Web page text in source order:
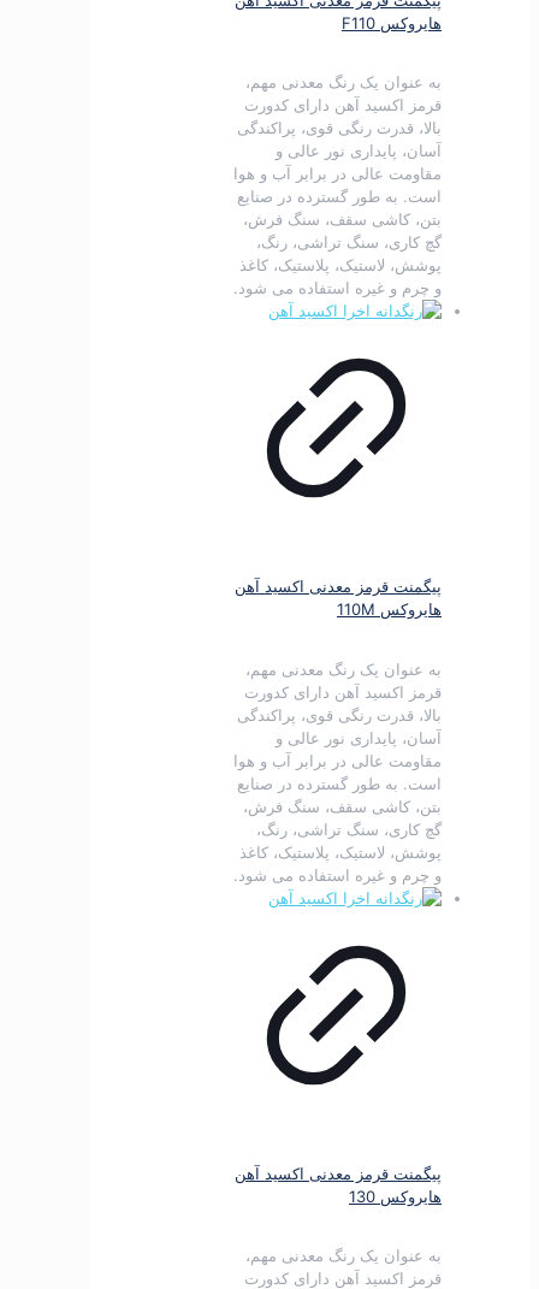
هایروکس F110
به عنوان یک رنگ معدنی مهم،
قرمز اکسید آهن دارای کدورت
بالا، قدرت رنگی قوی، پراکندگی
آسان، پایداری نور عالی و
مقاومت عالی در برابر آب و هوا
است. به طور گسترده در صنایع
بتن، کاشی سقف، سنگ فرش،
گچ کاری، سنگ تراشی، رنگ،
پوشش، لاستیک، پلاستیک، کاغذ
و چرم و غیره استفاده می شود.
پیگمنت قرمز معدنی اکسید آهن
هایروکس 110M
به عنوان یک رنگ معدنی مهم،
قرمز اکسید آهن دارای کدورت
بالا، قدرت رنگی قوی، پراکندگی
آسان، پایداری نور عالی و
مقاومت عالی در برابر آب و هوا
است. به طور گسترده در صنایع
بتن، کاشی سقف، سنگ فرش،
گچ کاری، سنگ تراشی، رنگ،
پوشش، لاستیک، پلاستیک، کاغذ
و چرم و غیره استفاده می شود.
پیگمنت قرمز معدنی اکسید آهن
هایروکس 130
به عنوان یک رنگ معدنی مهم،
قرمز اکسید آهن دارای کدورت